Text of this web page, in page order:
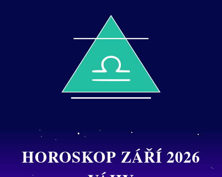
HOROSKOP ZÁŘÍ 2026